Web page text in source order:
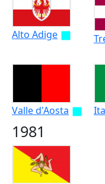
Alto Adige
Valle d'Aosta
1981